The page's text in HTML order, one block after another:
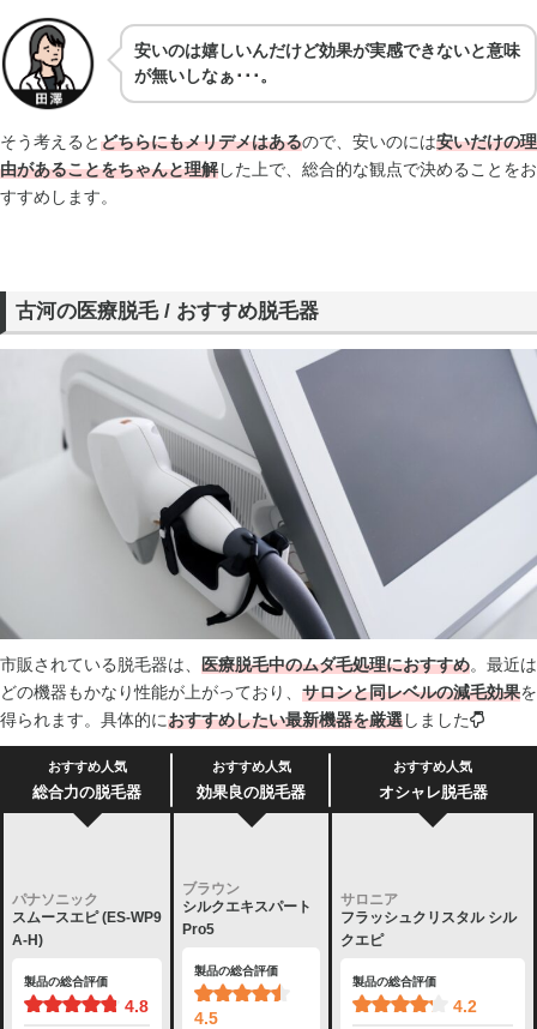
安いのは嬉しいんだけど効果が実感できないと意味
が無いしなぁ･･･。
そう考えるとどちらにもメリデメはあるので、安いのには安いだけの理
由があることをちゃんと理解した上で、総合的な観点で決めることをお
すすめします。
古河の医療脱毛 / おすすめ脱毛器
市販されている脱毛器は、 医療脱毛中のムダ毛処理におすすめ。最近は
どの機器もかなり性能が上がっており、 サロンと同レベルの減毛効果を
得られます。具体的におすすめしたい最新機器を厳選しました
おすすめ人気
総合力の脱毛器
おすすめ人気
効果良の脱毛器
おすすめ人気
オシャレ脱毛器
パナソニック
スムースエピ (ES-WP9
A-H)
製品の総合評価
4.8
ブラウン
シルクエキスパート
Pro5
製品の総合評価
4.5
サロニア
フラッシュクリスタル シル
クエピ
製品の総合評価
4.2